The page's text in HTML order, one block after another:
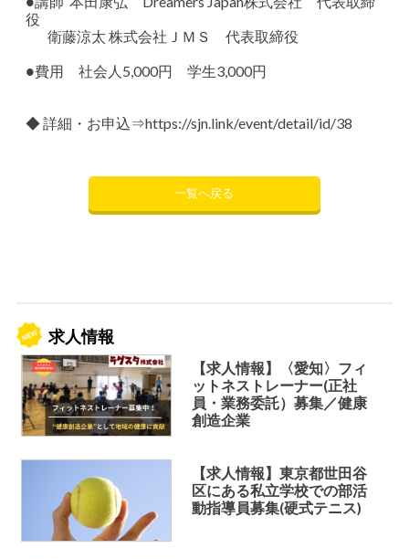
役
衛藤涼太 株式会社ＪＭＳ 代表取締役
●費用 社会人5,000円 学生3,000円
◆ 詳細・お申込⇒https://sjn.link/event/detail/id/38
一覧へ戻る
求人情報
【求人情報】〈愛知〉フィ
ットネストレーナー(正社
員・業務委託）募集／健康
創造企業
【求人情報】東京都世田谷
区にある私立学校での部活
動指導員募集(硬式テニス)